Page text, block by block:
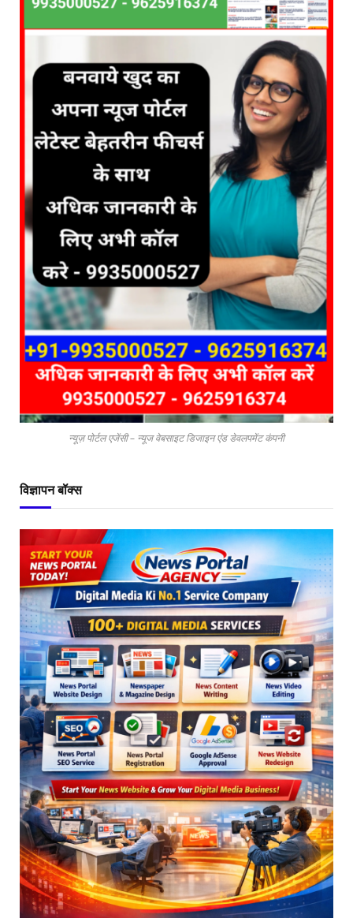
न्यूज़ पोर्टल एजेंसी – न्यूज वेबसाइट डिजाइन एंड डेवलपमेंट कंपनी
विज्ञापन बॉक्स